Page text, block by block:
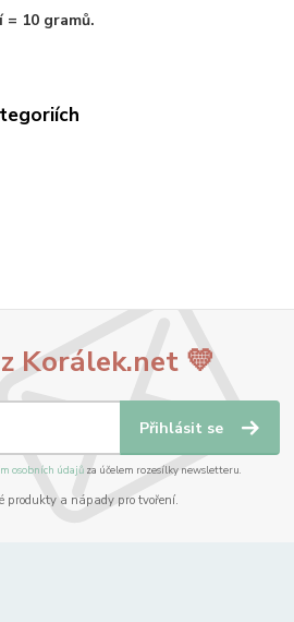
= 10 gramů.
Korálek.net 💛
Přihlásit se
osobních údajůza účelem rozesílky newsletteru.
produkty a nápady pro tvoření.